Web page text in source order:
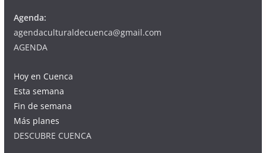
Agenda:
agendaculturaldecuenca@gmail.com
AGENDA
Hoy en Cuenca
Esta semana
Fin de semana
Más planes
DESCUBRE CUENCA